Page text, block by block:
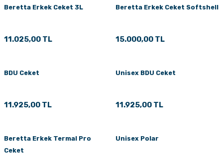
Beretta Erkek Ceket 3L
11.025,00 TL
Beretta Erkek Ceket Softshell
15.000,00 TL
BDU Ceket
11.925,00 TL
Unisex BDU Ceket
11.925,00 TL
Beretta Erkek Termal Pro
Ceket
Unisex Polar